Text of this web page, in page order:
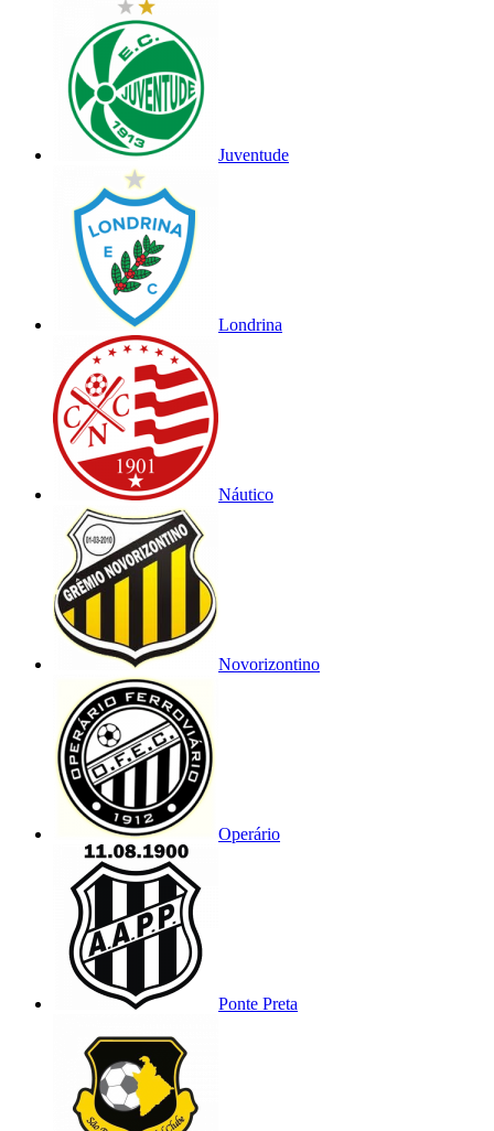
Juventude
Londrina
Náutico
Novorizontino
Operário
Ponte Preta